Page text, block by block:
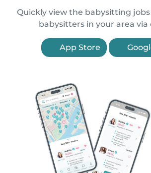
Quickly view the babysitting
babysitters in your area via
App Store